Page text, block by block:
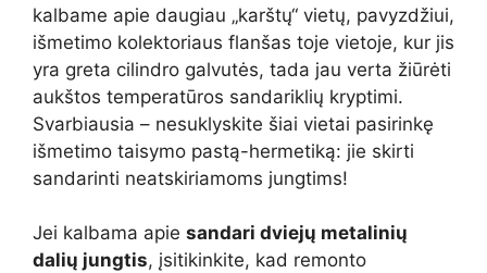
kalbame apie daugiau „karštų“ vietų, pavyzdžiui,
išmetimo kolektoriaus flanšas toje vietoje, kur jis
yra greta cilindro galvutės, tada jau verta žiūrėti
aukštos temperatūros sandariklių kryptimi.
Svarbiausia – nesuklyskite šiai vietai pasirinkę
išmetimo taisymo pastą-hermetiką: jie skirti
sandarinti neatskiriamoms jungtims!
Jei kalbama apie sandari dviejų metalinių
dalių jungtis, įsitikinkite, kad remonto